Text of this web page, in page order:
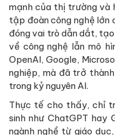
mạnh của thị trường và
tập đoàn công nghệ lớn
đóng vai trò dẫn dắt,
về công nghệ lẫn mô
OpenAI, Google,
nghiệp, mà đã trở
trong kỷ nguyên AI.
Thực tế cho thấy, chỉ
sinh như ChatGPT hay
ngành nghề từ giáo